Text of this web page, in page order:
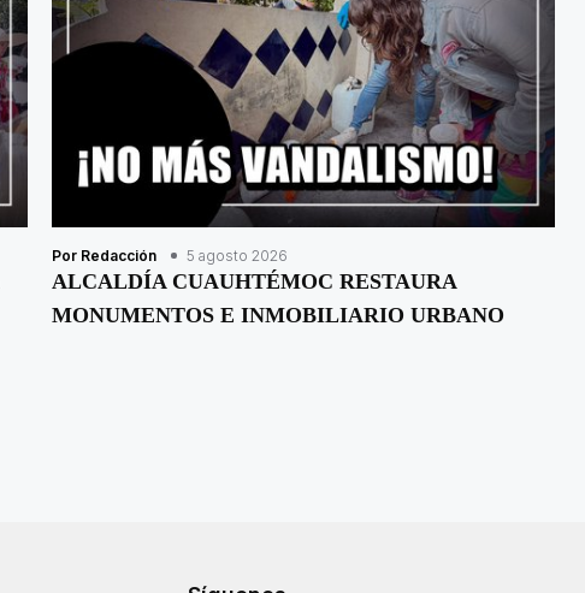
Por Redacción 5 agosto 2026
ALCALDÍA CUAUHTÉMOC RESTAURA
MONUMENTOS E INMOBILIARIO URBANO